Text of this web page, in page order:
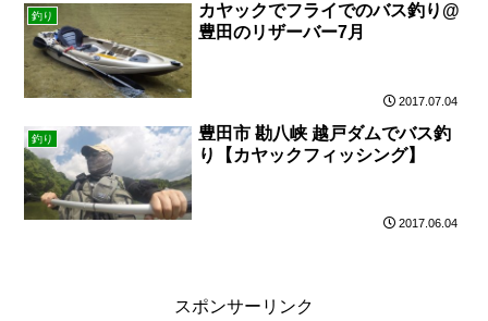
釣り
カヤックでフライでのバス釣り@
豊田のリザーバー7月
2017.07.04
釣り
豊田市 勘八峡 越戸ダムでバス釣
り【カヤックフィッシング】
2017.06.04
スポンサーリンク